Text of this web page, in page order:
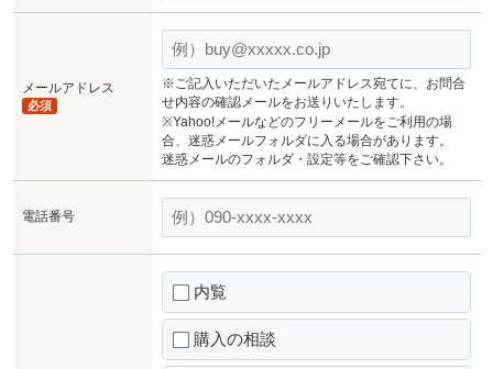
メールアドレス
必須
※ご記入いただいたメールアドレス宛てに、お問合
せ内容の確認メールをお送りいたします。
※Yahoo!メールなどのフリーメールをご利用の場
合、迷惑メールフォルダに入る場合があります。
迷惑メールのフォルダ・設定等をご確認下さい。
電話番号
内覧
購入の相談